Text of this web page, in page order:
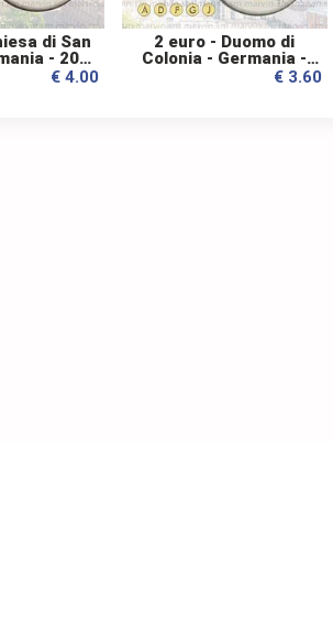
di San
- 2015
€ 4.00
2 euro - Duomo di
Colonia - Germania -
€ 3.60